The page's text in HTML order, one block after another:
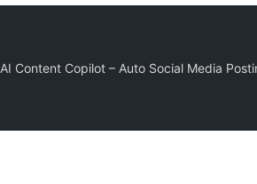
AI Content Copilot – Auto Social Media